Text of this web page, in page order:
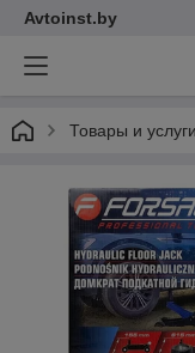
Avtoinst.by
Товары и услуги